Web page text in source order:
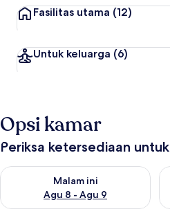
Fasilitas utama (12)
Untuk keluarga (6)
Opsi kamar
Periksa ketersediaan
Malam ini
Agu 8 - Agu 9
Periksa ketersediaan untuk malam